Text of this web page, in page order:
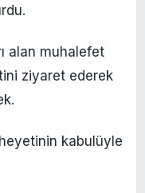
alan muhalefet
ziyaret ederek
kabulüyle